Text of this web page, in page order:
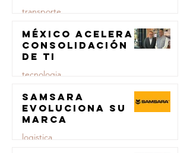
para el
transporte de
carga
transporte
23 jul
México acelera
consolidación
de TI
tecnologia
23 jul
Samsara
evoluciona su
marca
logistica